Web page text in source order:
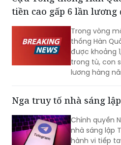
Trong vòng
thống Hàn
được khoảng
trong tù, con
lương hàng
đương nhiệm.
nhất phu
nhận mức
được nhiều
miền Nam
Nga truy tố nhà sáng
Chính quyền
nhà sáng lập
hành vi tiếp